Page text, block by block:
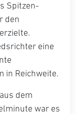
Spitzen-
den
eine
in Reichweite.
dem
war es